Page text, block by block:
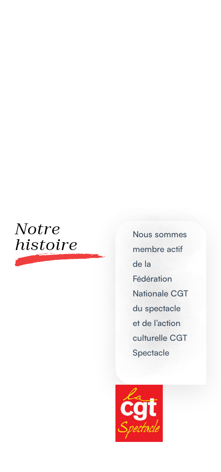
Notre
histoire
Nous sommes
membre actif
de la
Fédération
Nationale CGT
du spectacle
et de l’action
culturelle CGT
Spectacle​